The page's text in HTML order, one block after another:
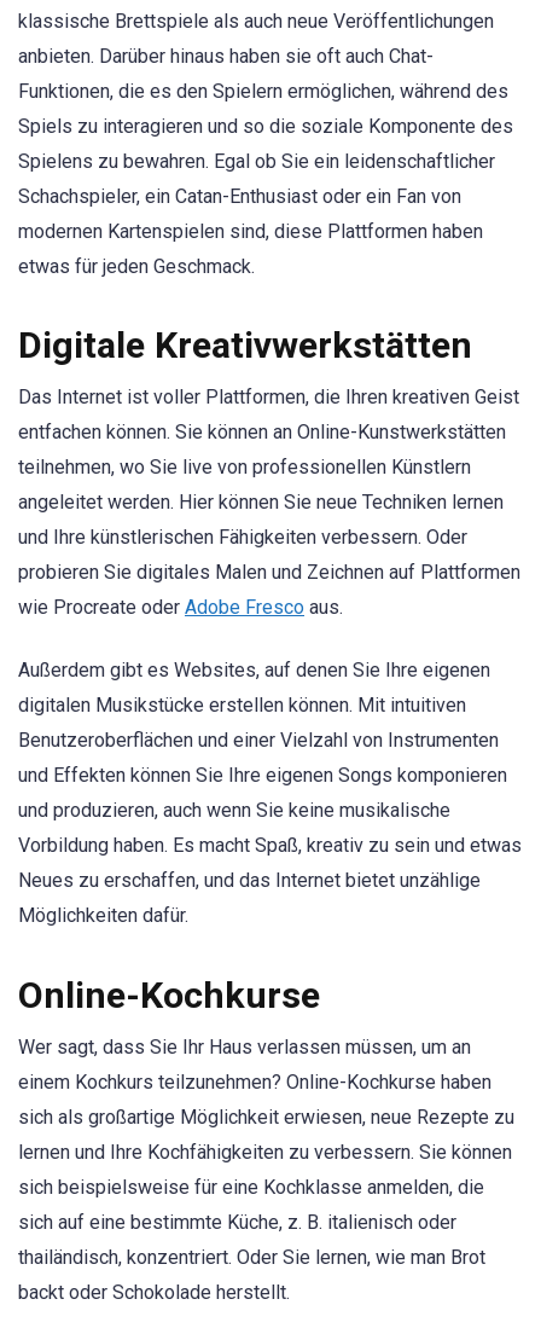
klassische Brettspiele als auch neue Veröffentlichungen
anbieten. Darüber hinaus haben sie oft auch Chat-
Funktionen, die es den Spielern ermöglichen, während des
Spiels zu interagieren und so die soziale Komponente des
Spielens zu bewahren. Egal ob Sie ein leidenschaftlicher
Schachspieler, ein Catan-Enthusiast oder ein Fan von
modernen Kartenspielen sind, diese Plattformen haben
etwas für jeden Geschmack.
Digitale Kreativwerkstätten
Das Internet ist voller Plattformen, die Ihren kreativen Geist
entfachen können. Sie können an Online-Kunstwerkstätten
teilnehmen, wo Sie live von professionellen Künstlern
angeleitet werden. Hier können Sie neue Techniken lernen
und Ihre künstlerischen Fähigkeiten verbessern. Oder
probieren Sie digitales Malen und Zeichnen auf Plattformen
wie Procreate oder Adobe Fresco aus.
Außerdem gibt es Websites, auf denen Sie Ihre eigenen
digitalen Musikstücke erstellen können. Mit intuitiven
Benutzeroberflächen und einer Vielzahl von Instrumenten
und Effekten können Sie Ihre eigenen Songs komponieren
und produzieren, auch wenn Sie keine musikalische
Vorbildung haben. Es macht Spaß, kreativ zu sein und etwas
Neues zu erschaffen, und das Internet bietet unzählige
Möglichkeiten dafür.
Online-Kochkurse
Wer sagt, dass Sie Ihr Haus verlassen müssen, um an
einem Kochkurs teilzunehmen? Online-Kochkurse haben
sich als großartige Möglichkeit erwiesen, neue Rezepte zu
lernen und Ihre Kochfähigkeiten zu verbessern. Sie können
sich beispielsweise für eine Kochklasse anmelden, die
sich auf eine bestimmte Küche, z. B. italienisch oder
thailändisch, konzentriert. Oder Sie lernen, wie man Brot
backt oder Schokolade herstellt.